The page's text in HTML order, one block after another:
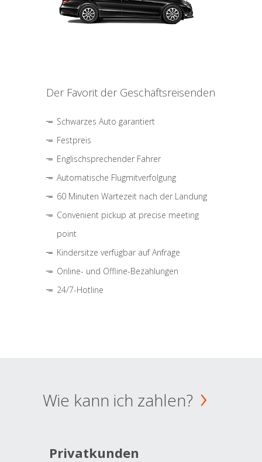
Der Favorit der Geschäftsreisenden
Schwarzes Auto garantiert
Festpreis
Englischsprechender Fahrer
Automatische Flugmitverfolgung
60 Minuten Wartezeit nach der Landung
Convenient pickup at precise meeting
point
Kindersitze verfügbar auf Anfrage
Online- und Offline-Bezahlungen
24/7-Hotline
Wie kann ich zahlen?
Privatkunden